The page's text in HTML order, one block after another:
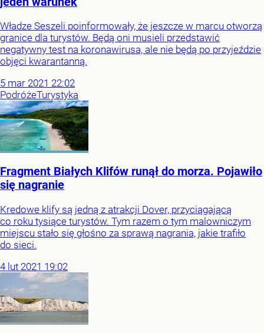
Władze Seszeli poinformowały, że jeszcze w marcu otworzą
granice dla turystów. Będą oni musieli przedstawić
negatywny test na koronawirusa, ale nie będą po przyjeździe
objęci kwarantanną.
5 mar 2021 22:02
PodróżeTurystyka
Fragment Białych Klifów runął do morza. Pojawiło
się nagranie
Kredowe klify są jedną z atrakcji Dover, przyciągającą
co roku tysiące turystów. Tym razem o tym malowniczym
miejscu stało się głośno za sprawą nagrania, jakie trafiło
do sieci.
4 lut 2021 19:02